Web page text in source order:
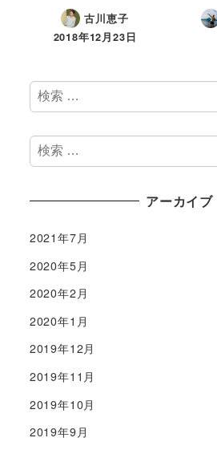
古川恵子
2018年12月23日
検
索
検
索
アーカイブ
2021年7月
2020年5月
2020年2月
2020年1月
2019年12月
2019年11月
2019年10月
2019年9月